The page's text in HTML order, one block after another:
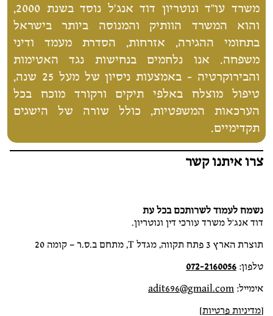
משרד עו"ד ונוטריון דוד אנג'ל נוסד בשנת 2000,
והוא המשרד הוותיק והמנוסה ביותר בישראל
בתחומי ההגירה, אזרחות, הסדרת מעמד ודיני
משפחה. אנו נלחמים בנחישות נגד האטימות
והבירוקרטיה - באמצעות ניסיון של מעל 25 שנה,
טיפול מוצלח באלפי תיקים ורקורד מוכח בכל
הערכאות המשפטיות, כולל שורה של הישגים
תקדימיים.
צרו איתנו קשר
נשמח לעמוד לשרותכם בכל עת
דוד אנג'ל משרד עורכי דין ונוטריון.
תוצרת הארץ 3 פתח תקווה, מגדל T, מתחם ב.ס.ר – קומה 20
טלפון: 072-2160056
אימייל: adit696@gmail.com
[מדיניות פרטיות]